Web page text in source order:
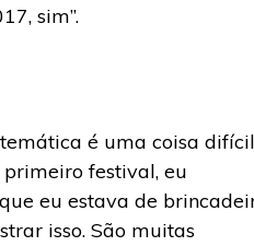
sim”.
é uma coisa
festival, eu
eu estava de
isso. São muitas